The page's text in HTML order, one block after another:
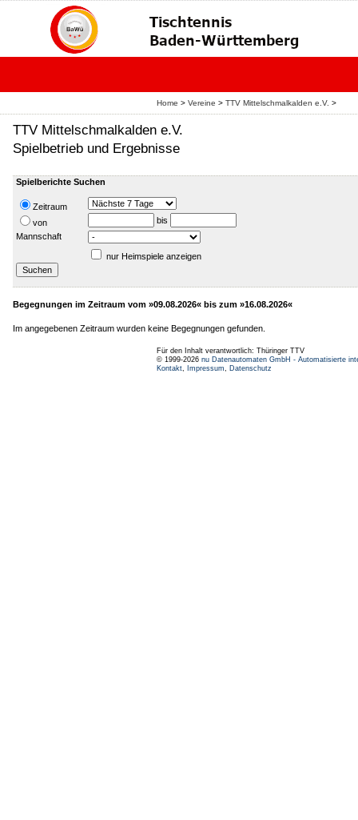
Home > Vereine > TTV Mittelschmalkalden e.V. >
TTV Mittelschmalkalden e.V.
Spielbetrieb und Ergebnisse
Spielberichte Suchen
Zeitraum
von
bis
Mannschaft
nur Heimspiele anzeigen
Begegnungen im Zeitraum vom »09.08.2026« bis zum »16.08.2026«
Im angegebenen Zeitraum wurden keine Begegnungen gefunden.
Für den Inhalt verantwortlich: Thüringer TTV
© 1999-2026 nu Datenautomaten GmbH - Automatisierte
Kontakt, Impressum, Datenschutz